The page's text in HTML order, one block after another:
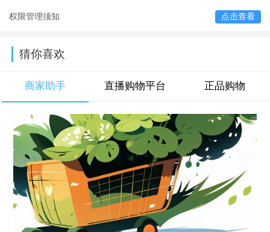
权限管理须知 点击查看
猜你喜欢
商家助手 直播购物平台 正品购物